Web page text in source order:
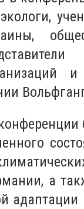
и
а
адаптации